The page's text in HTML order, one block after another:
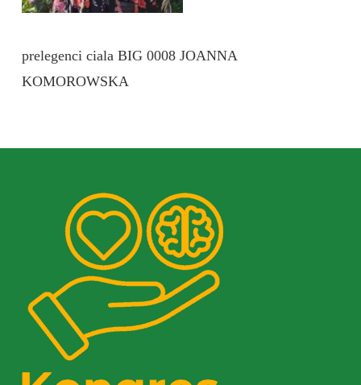
prelegenci ciala BIG 0008 JOANNA
KOMOROWSKA